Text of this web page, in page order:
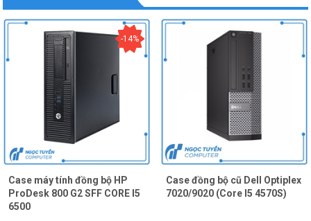
-14%
Case máy tính đồng bộ HP
ProDesk 800 G2 SFF CORE I5
6500
Case đồng bộ cũ Dell Optiplex
7020/9020 (Core I5 4570S)